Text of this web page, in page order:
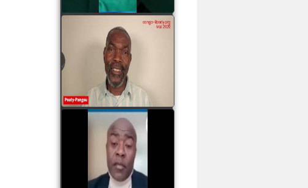
POATY PANGOU
parle de la coquille vide
Collinet Makosso, des
assassinats des jeunes
par Serge OBOA
watch video
Sassou Nguesso est
revenu au pouvoir par
les armes, il ne quittera
le pouvoir que par la
force
watch video